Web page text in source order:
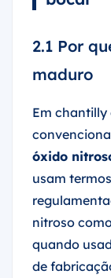
2.1 Por
maduro
Em chantilly
óxido
usam
nitroso
quando
de